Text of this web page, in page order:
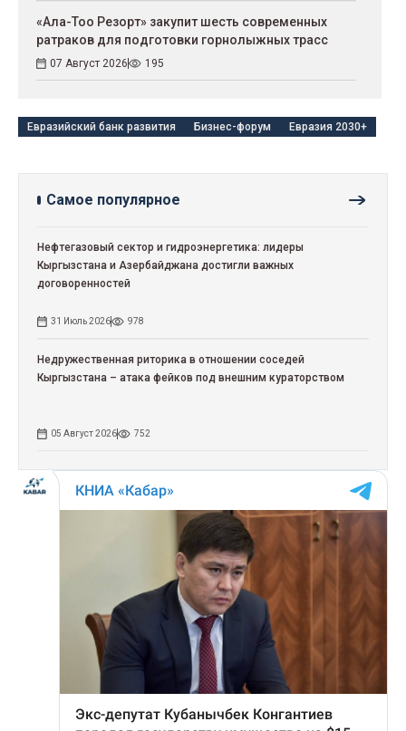
«Ала-Тоо Резорт» закупит шесть современных
ратраков для подготовки горнолыжных трасс
07 Август 2026 195
Евразийский банк развития Бизнес-форум Евразия 2030+
Самое популярное
Нефтегазовый сектор и гидроэнергетика: лидеры
Кыргызстана и Азербайджана достигли важных
договоренностей
31 Июль 2026 978
Недружественная риторика в отношении соседей
Кыргызстана – атака фейков под внешним кураторством
05 Август 2026 752